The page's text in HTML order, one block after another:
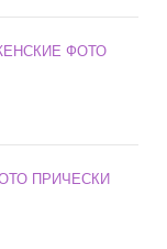
ФОТО
ПРИЧЕСКИ